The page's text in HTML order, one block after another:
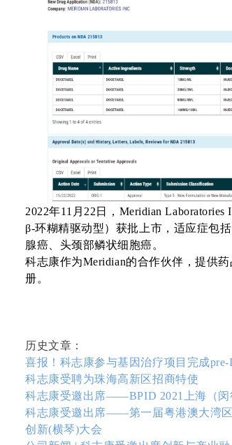
2022年11月22日，Meridian
β-环糊精驱动型）获批上市，适应症包
腺癌、头颈部鳞状细胞癌。
科志康作为Meridian的合作伙伴，提供
册。
历史文章：
喜报！科志康参与基因治疗项目完成
科志康受聘为珠海高新区招商特使
科志康受邀出席——BPID 2021上海（闵
科志康受邀出席——第一届粤港澳大湾
创新(横琴)大会